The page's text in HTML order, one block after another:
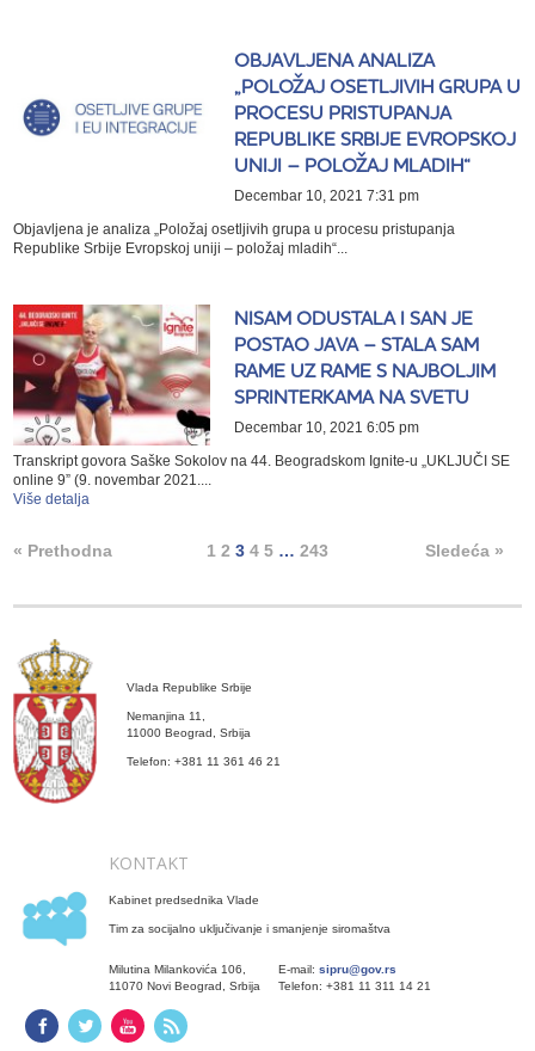
OBJAVLJENA ANALIZA
„POLOŽAJ OSETLJIVIH GRUPA U
PROCESU PRISTUPANJA
REPUBLIKE SRBIJE EVROPSKOJ
UNIJI – POLOŽAJ MLADIH“
Decembar 10, 2021 7:31 pm
Objavljena je analiza „Položaj osetljivih grupa u procesu pristupanja
Republike Srbije Evropskoj uniji – položaj mladih“...
NISAM ODUSTALA I SAN JE
POSTAO JAVA – STALA SAM
RAME UZ RAME S NAJBOLJIM
SPRINTERKAMA NA SVETU
Decembar 10, 2021 6:05 pm
Transkript govora Saške Sokolov na 44. Beogradskom Ignite-u „UKLJUČI SE
online 9” (9. novembar 2021....
Više detalja
« Prethodna 1 2 3 4 5 … 243 Sledeća »
Vlada Republike Srbije
Nemanjina 11,
11000 Beograd, Srbija
Telefon: +381 11 361 46 21
KONTAKT
Kabinet predsednika Vlade
Tim za socijalno uključivanje i smanjenje siromaštva
Milutina Milankovića 106,
11070 Novi Beograd, Srbija
E-mail:sipru@gov.rs
Telefon: +381 11 311 14 21